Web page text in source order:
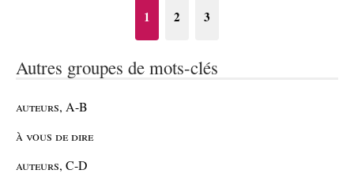
1 2 3
Autres groupes de mots-clés
auteurs, A-B
à vous de dire
auteurs, C-D